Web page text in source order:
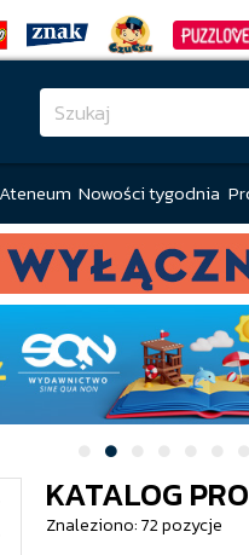
Nowości tygodnia
KATALOG
Znaleziono: 72 pozycje